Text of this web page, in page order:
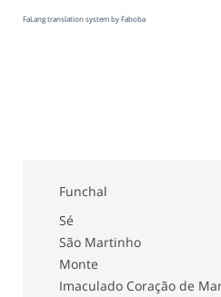
FaLang translation system by Faboba
Funchal
Sé
São Martinho
Monte
Imaculado Coração de